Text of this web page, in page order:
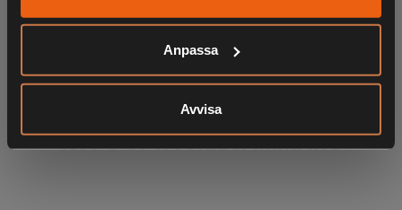
Anpassa
Avvisa
Svärdslängd: 14 "
längre driftstid mellan filterrengöringar.
LIKNANDE PRODUKTER
KÖPS OFTA TILLSAMMANS